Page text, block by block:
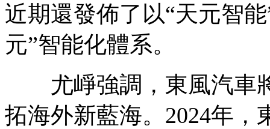
近期還發佈了以“天元智
元”智能化體系。
尤崢強調，東風汽車將
拓海外新藍海。2024年，